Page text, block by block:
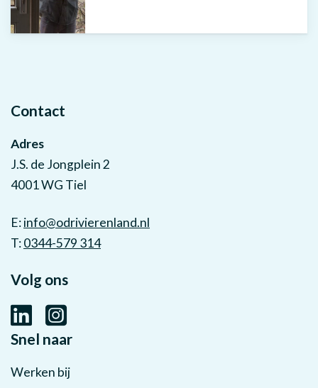
Contact
Adres
J.S. de Jongplein 2
4001 WG Tiel
E:info@odrivierenland.nl
T:0344-579 314
Volg ons
Snel naar
Werken bij